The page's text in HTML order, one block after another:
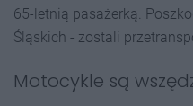
65-letnią pasażerką.
Śląskich - zostali
Motocykle są